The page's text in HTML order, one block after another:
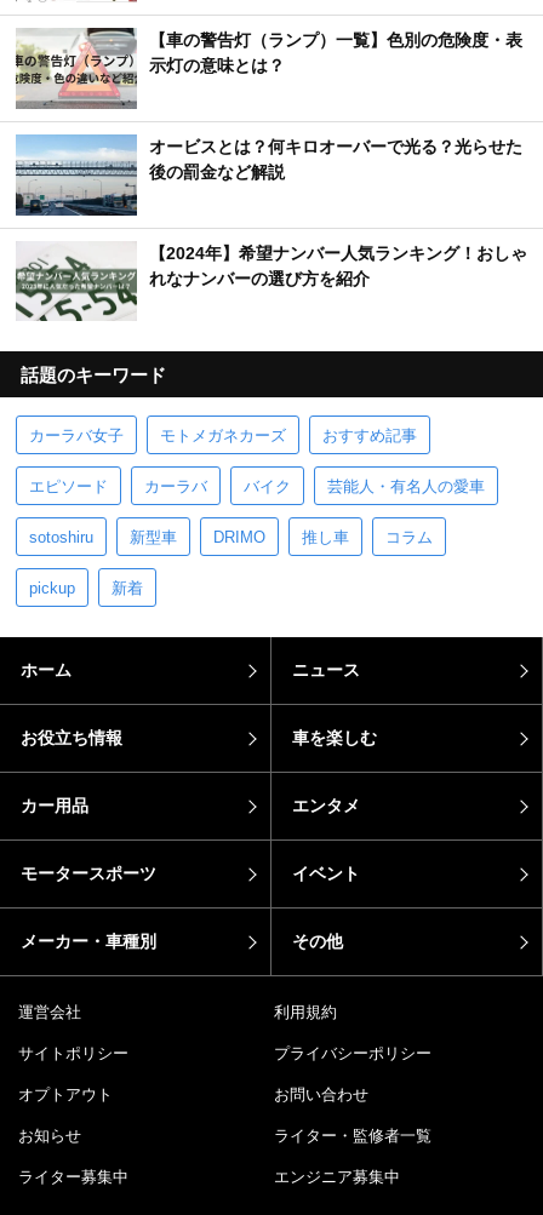
【車の警告灯（ランプ）一覧】色別の危険度・表
示灯の意味とは？
オービスとは？何キロオーバーで光る？光らせた
後の罰金など解説
【2024年】希望ナンバー人気ランキング！おしゃ
れなナンバーの選び方を紹介
話題のキーワード
カーラバ女子 モトメガネカーズ おすすめ記事
エピソード カーラバ バイク 芸能人・有名人の愛車
sotoshiru 新型車 DRIMO 推し車 コラム
pickup 新着
ホーム ニュース
お役立ち情報 車を楽しむ
カー用品 エンタメ
モータースポーツ イベント
メーカー・車種別 その他
運営会社 利用規約
サイトポリシー プライバシーポリシー
オプトアウト お問い合わせ
お知らせ ライター・監修者一覧
ライター募集中 エンジニア募集中